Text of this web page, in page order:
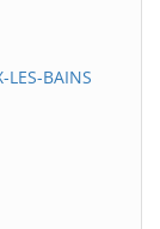
BAINS